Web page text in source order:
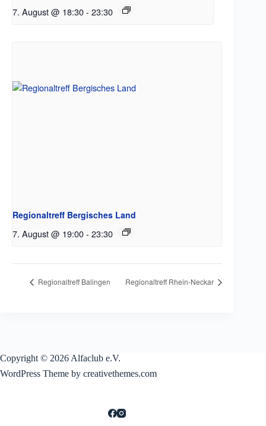
7. August @ 18:30- 23:30
Regionaltreff Bergisches Land
7. August @ 19:00- 23:30
Regionaltreff Balingen Regionaltreff Rhein-Neckar
Copyright © 2026 Alfaclub e.V.
WordPress Theme by creativethemes.com